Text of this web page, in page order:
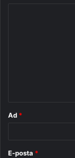
Ad *
E-posta *